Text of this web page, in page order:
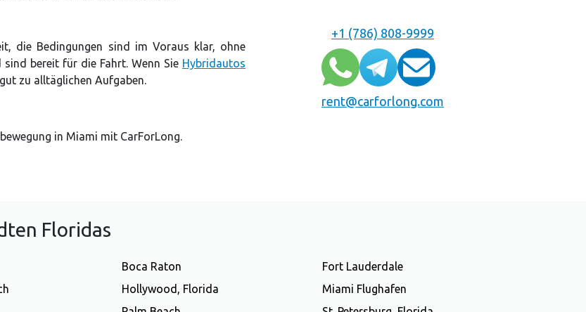
+1 (786) 808-9999
rent@carforlong.com
die Bedingungen sind im Voraus klar, ohne
bereit für die Fahrt. Wenn Sie Hybridautos
zu alltäglichen Aufgaben.
in Miami mit CarForLong.
Floridas
Boca Raton
Fort Lauderdale
Hollywood, Florida
Miami Flughafen